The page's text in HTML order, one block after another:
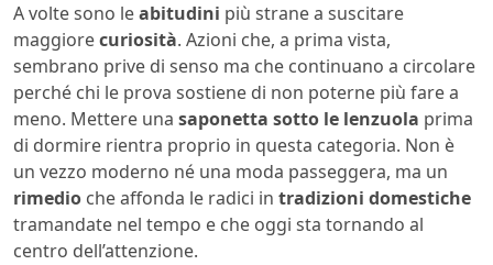
A volte sono leabitudini più strane a suscitare
maggiorecuriosità. Azioni che, a prima vista,
sembrano prive di senso ma che continuano a circolare
perché chi le prova sostiene di non poterne più fare a
meno. Mettere una saponetta sotto le lenzuola prima
di dormire rientra proprio in questa categoria. Non è
un vezzo moderno né una moda passeggera, ma un
rimedio che affonda le radici in tradizioni domestiche
tramandate nel tempo e che oggi sta tornando al
centro dell’attenzione.